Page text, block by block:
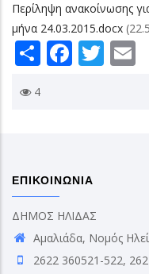
Περίληψη ανακοίνωσης
μήνα 24.03.2015.docx
Share
4
ΕΠΙΚΟΙΝΩΝΙΑ
ΔΗΜΟΣ ΗΛΙΔΑΣ
Αμαλιάδα, Νομός
2622 360521-522,